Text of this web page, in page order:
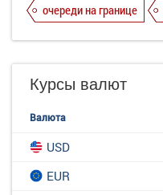
очереди на границе
Курсы валют
Валюта
USD
EUR